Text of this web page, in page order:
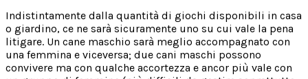
Indistintamente dalla quantità di giochi disponibili in casa
o giardino, ce ne sarà sicuramente uno su cui vale la pena
litigare. Un cane maschio sarà meglio accompagnato con
una femmina e viceversa; due cani maschi possono
convivere ma con qualche accortezza e ancor più vale con